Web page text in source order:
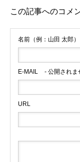
この記事へのコメ
名前（例：山田 太郎）
E-MAIL - 公開されま
URL